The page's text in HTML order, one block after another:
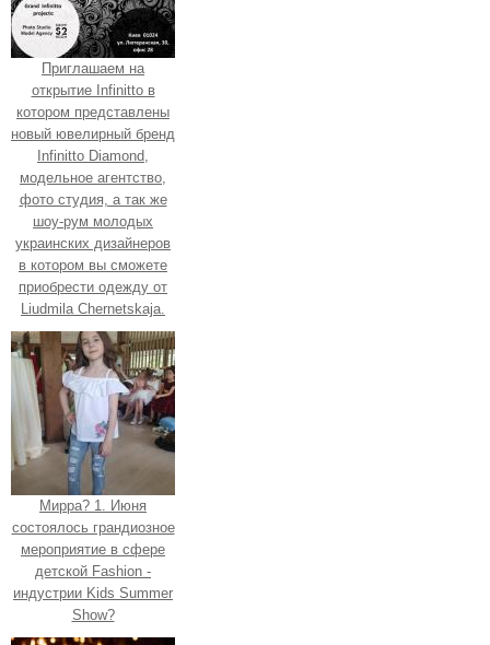
Приглашаем на
открытие Infinitto в
котором представлены
новый ювелирный бренд
Infinitto Diamond,
модельное агентство,
фото студия, а так же
шоу-рум молодых
украинских дизайнеров
в котором вы сможете
приобрести одежду от
Liudmila Chernetskaja.
Мирра? 1. Июня
состоялось грандиозное
мероприятие в сфере
детской Fashion -
индустрии Kids Summer
Show?